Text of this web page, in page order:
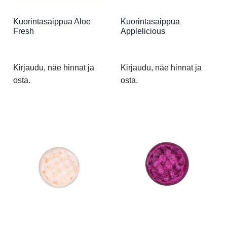
Kuorintasaippua Aloe
Fresh
Kirjaudu, näe hinnat ja
osta.
Kuorintasaippua
Applelicious
Kirjaudu, näe hinnat ja
osta.